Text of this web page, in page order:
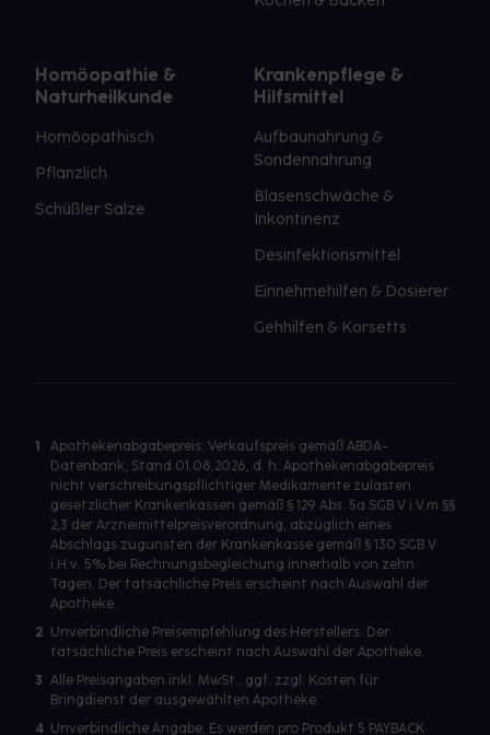
Homöopathie &
Naturheilkunde
Homöopathisch
Pflanzlich
Schüßler Salze
Krankenpflege &
Hilfsmittel
Aufbaunahrung &
Sondennahrung
Blasenschwäche &
Inkontinenz
Desinfektionsmittel
Einnehmehilfen & Dosierer
Gehhilfen & Korsetts
1
Apothekenabgabepreis: Verkaufspreis gemäß ABDA-
Datenbank, Stand 01.08.2026, d. h. Apothekenabgabepreis
nicht verschreibungspflichtiger Medikamente zulasten
gesetzlicher Krankenkassen gemäß § 129 Abs. 5a SGB V i.V.m §§
2,3 der Arzneimittelpreisverordnung, abzüglich eines
Abschlags zugunsten der Krankenkasse gemäß § 130 SGB V
i.H.v. 5% bei Rechnungsbegleichung innerhalb von zehn
Tagen. Der tatsächliche Preis erscheint nach Auswahl der
Apotheke.
2 Unverbindliche Preisempfehlung des Herstellers. Der
tatsächliche Preis erscheint nach Auswahl der Apotheke.
3 Alle Preisangaben inkl. MwSt., ggf. zzgl. Kosten für
Bringdienst der ausgewählten Apotheke.
4 Unverbindliche Angabe. Es werden pro Produkt 5 PAYBACK